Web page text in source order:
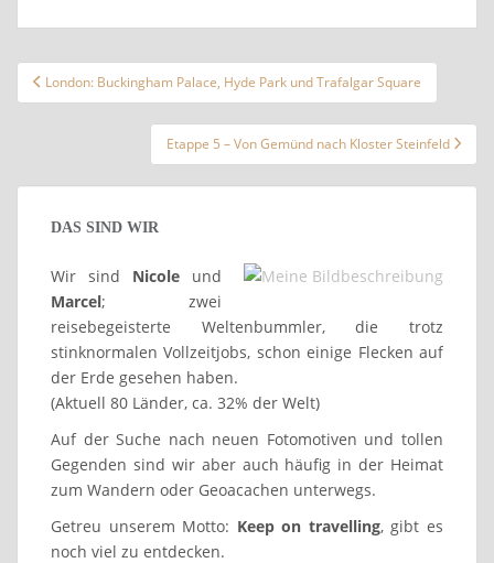
Beitragsnavigation
London: Buckingham Palace, Hyde Park und Trafalgar Square
Etappe 5 – Von Gemünd nach Kloster Steinfeld
DAS SIND WIR
Wir sind Nicole und
Marcel; zwei
reisebegeisterte Weltenbummler, die trotz
stinknormalen Vollzeitjobs, schon einige Flecken auf
der Erde gesehen haben.
(Aktuell 80 Länder, ca. 32% der Welt)
Auf der Suche nach neuen Fotomotiven und tollen
Gegenden sind wir aber auch häufig in der Heimat
zum Wandern oder Geoacachen unterwegs.
Getreu unserem Motto: Keep on travelling, gibt es
noch viel zu entdecken.